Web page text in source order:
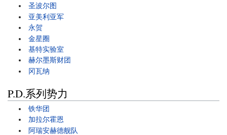
圣波尔图
亚美利亚军
永贺
金星圈
基特实验室
赫尔墨斯财团
冈瓦纳
P.D.系列势力
铁华团
加拉尔霍恩
阿瑞安赫德舰队